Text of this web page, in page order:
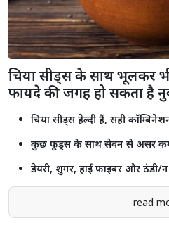
चिया सीड्स के साथ भूलकर
फायदे की जगह हो सकता है
चिया सीड्स हेल्दी हैं, सही
कुछ फूड्स के साथ सेवन से असर कम
डेयरी, शुगर, हाई फाइबर और ठंडी/
read